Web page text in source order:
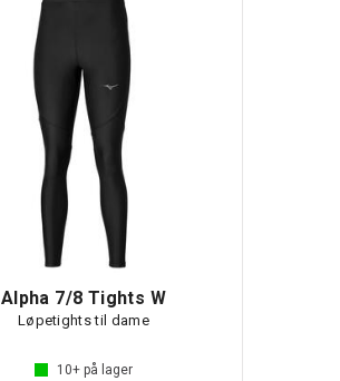
Alpha 7/8 Tights W
Løpetights til dame
10+på lager